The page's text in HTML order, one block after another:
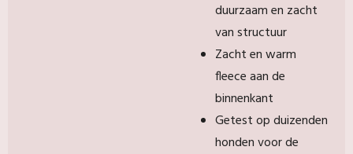
duurzaam en zacht
van structuur
Zacht en warm
fleece aan de
binnenkant
Getest op duizenden
honden voor de